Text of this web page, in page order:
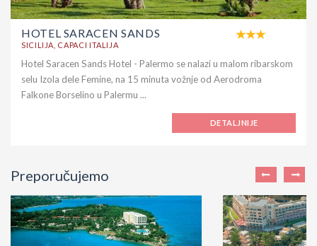
HOTEL SARACEN SANDS
SICILIJA, CAPACI ITALIJA
Hotel Saracen Sands Hotel - Palermo se nalazi u malom ribarskom
selu Izola dele Femine, na 15 minuta vožnje od Aerodroma
Falkone Borselino u Palermu ...
DETALJNIJE
Preporučujemo